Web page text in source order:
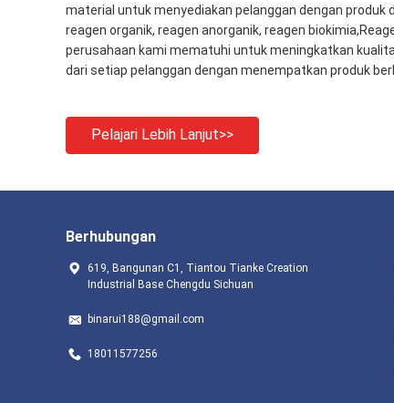
material untuk menyediakan pelanggan dengan
reagen organik, reagen anorganik, reagen
perusahaan kami mematuhi untuk meningkatkan
dari setiap pelanggan dengan menempatkan produk
Pelajari Lebih Lanjut>>
Berhubungan
619, Bangunan C1, Tiantou Tianke Creation
Industrial Base Chengdu Sichuan
binarui188@gmail.com
18011577256